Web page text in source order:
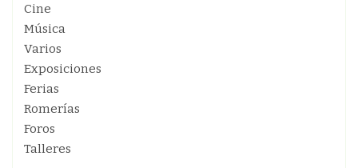
Cine
Música
Varios
Exposiciones
Ferias
Romerías
Foros
Talleres